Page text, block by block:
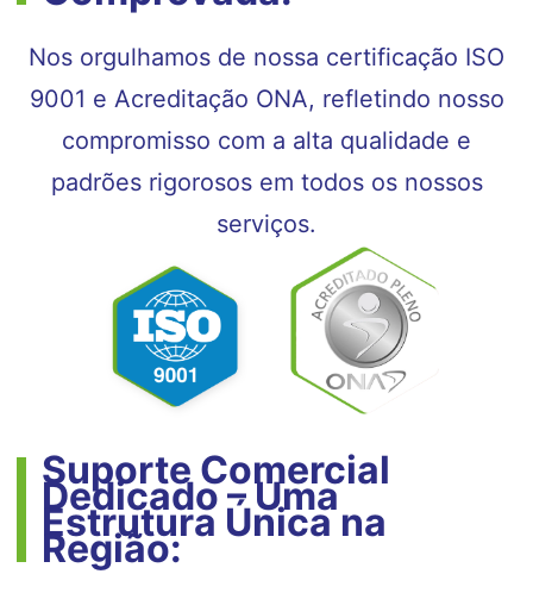
Nos orgulhamos de nossa certificação ISO
9001 e Acreditação ONA, refletindo nosso
compromisso com a alta qualidade e
padrões rigorosos em todos os nossos
serviços.
Suporte Comercial
Dedicado – Uma
Estrutura Única na
Região: